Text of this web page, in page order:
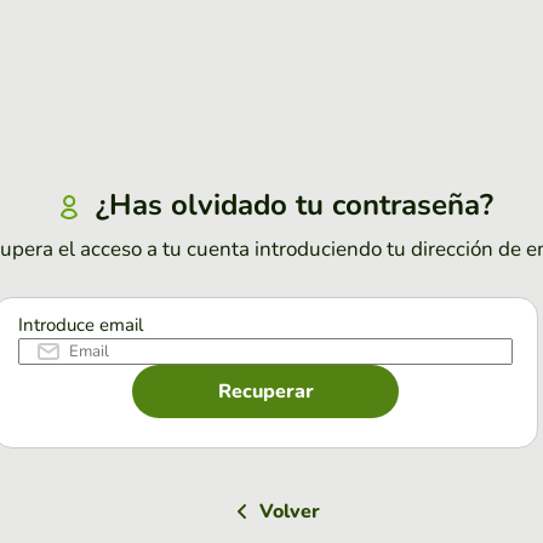
¿Has olvidado tu contraseña?
el acceso a tu cuenta introduciendo tu dirección de
Introduce email
Recuperar
Volver